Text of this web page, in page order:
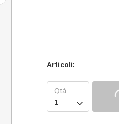
Articoli:
